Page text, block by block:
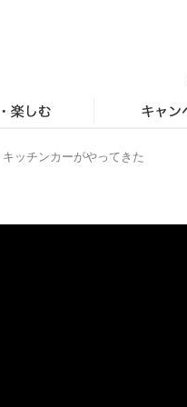
キッチンカーがやってきた